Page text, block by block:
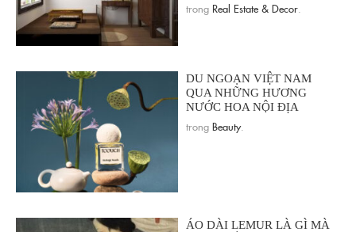
trong Real Estate & Decor
DU NGOẠN VIỆT NAM
QUA NHỮNG HƯƠNG
NƯỚC HOA NỘI ĐỊA
trong Beauty.
ÁO DÀI LEMUR LÀ GÌ MÀ